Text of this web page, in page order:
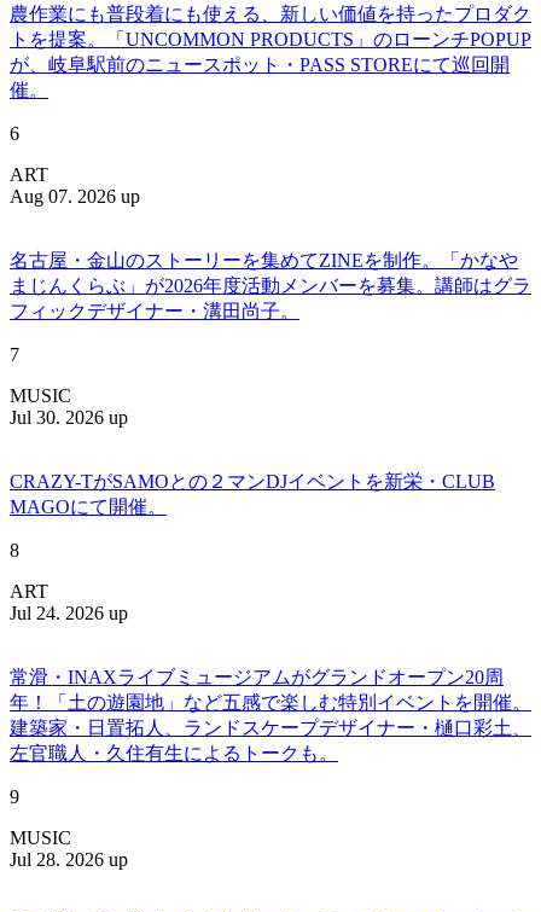
農作業にも普段着にも使える、新しい価値を持ったプロダク
トを提案。「UNCOMMON PRODUCTS」のローンチPOPUP
が、岐阜駅前のニュースポット・PASS STOREにて巡回開
催。
6
ART
Aug 07. 2026 up
名古屋・金山のストーリーを集めてZINEを制作。「かなや
まじんくらぶ」が2026年度活動メンバーを募集。講師はグラ
フィックデザイナー・溝田尚子。
7
MUSIC
Jul 30. 2026 up
CRAZY-TがSAMOとの２マンDJイベントを新栄・CLUB
MAGOにて開催。
8
ART
Jul 24. 2026 up
常滑・INAXライブミュージアムがグランドオープン20周
年！「土の遊園地」など五感で楽しむ特別イベントを開催。
建築家・日置拓人、ランドスケープデザイナー・樋口彩土、
左官職人・久住有生によるトークも。
9
MUSIC
Jul 28. 2026 up